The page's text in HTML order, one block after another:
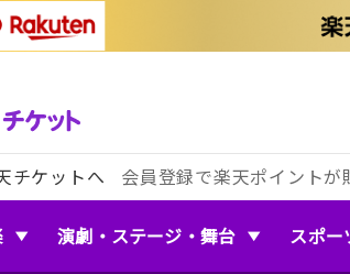
チケットへ 会員登録で楽天ポイントが
演劇・ステージ・舞台 スポー